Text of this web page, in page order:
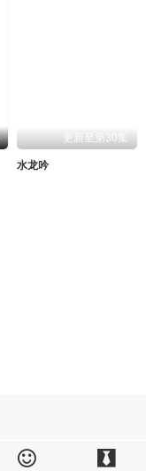
更新至第30集
水龙吟